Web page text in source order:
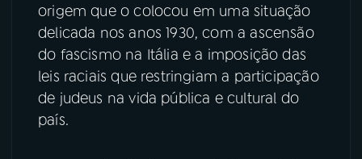
origem que o colocou em uma situação
delicada nos anos 1930, com a ascensão
do fascismo na Itália e a imposição das
leis raciais que restringiam a participação
de judeus na vida pública e cultural do
país.